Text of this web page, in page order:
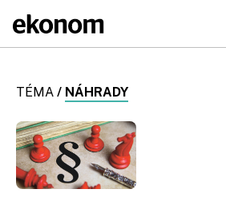
TÉMA / NÁHRADY